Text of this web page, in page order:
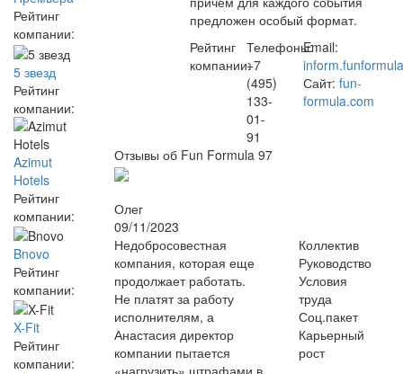
Рейтинг
компании:
5 звезд
Рейтинг
компании:
Azimut
Hotels
Рейтинг
компании:
Bnovo
Рейтинг
компании:
X-Fit
Рейтинг
компании:
предложен особый формат.
Рейтинг
компании:
Телефоны:
+7
(495)
133-
01-
91
Email:
Сайт: fun-
formula.com
Отзывы об Fun Formula 97
Олег
09/11/2023
Недобросовестная
компания, которая еще
продолжает работать.
Не платят за работу
исполнителям, а
Анастасия директор
компании пытается
Коллектив
Руководство
Условия
труда
Соц.пакет
Карьерный
рост